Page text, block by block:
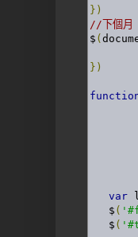
})
//下個月
$ (
})
var
   $
(
   $
(